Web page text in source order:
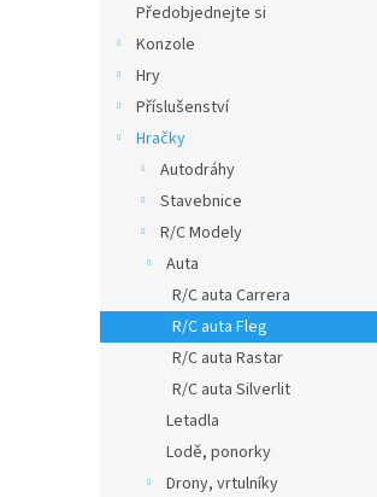
Předobjednejte si
Konzole
Hry
Příslušenství
Hračky
Autodráhy
Stavebnice
R/C Modely
Auta
R/C auta Carrera
R/C auta Fleg
R/C auta Rastar
R/C auta Silverlit
Letadla
Lodě, ponorky
Drony, vrtulníky